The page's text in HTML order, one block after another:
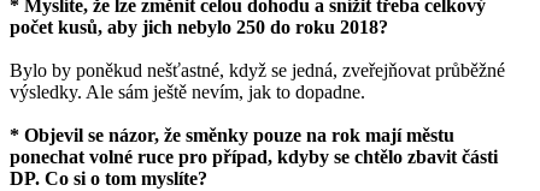
* Myslíte, že lze změnit celou dohodu a snížit třeba celkový
počet kusů, aby jich nebylo 250 do roku 2018?
Bylo by poněkud nešťastné, když se jedná, zveřejňovat průběžné
výsledky. Ale sám ještě nevím, jak to dopadne.
* Objevil se názor, že směnky pouze na rok mají městu
ponechat volné ruce pro případ, kdyby se chtělo zbavit části
DP. Co si o tom myslíte?